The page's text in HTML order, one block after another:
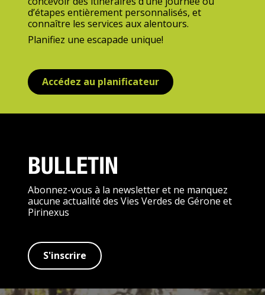
d’étapes entièrement personnalisés, et
connaître les services aux alentours.
Planifiez une escapade unique!
Accédez au planificateur
BULLETIN
Abonnez-vous à la newsletter et ne manquez
aucune actualité des Vies Verdes de Gérone et
Pirinexus
S'inscrire